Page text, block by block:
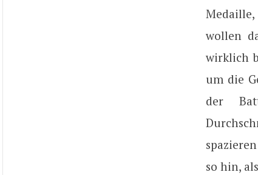
wollen
wirklich
um die
der
so hin,